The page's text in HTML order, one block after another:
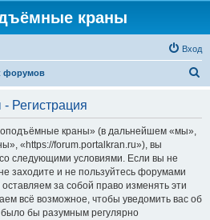
краны
Вход
форумов
Регистрация
краны» (в дальнейшем «мы»,
«https://forum.portalkran.ru»), вы
следующими условиями. Если вы не
заходите и не пользуйтесь форумами
за собой право изменять эти
всё возможное, чтобы уведомить вас об
бы разумным регулярно